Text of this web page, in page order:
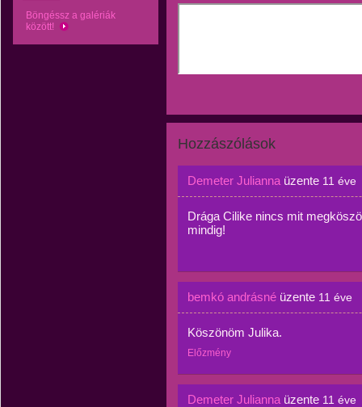
Böngéssz a galériák
között!
Hozzászólások
Demeter Julianna üzente 11 éve
Drága Cilike nincs mit
mindig!
bemkó andrásné üzente 11 éve
Köszönöm Julika.
Előzmény
Demeter Julianna üzente 11 éve